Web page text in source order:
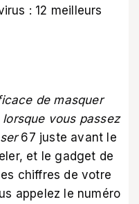
: 12 meilleurs
de masquer
vous passez
67 juste avant le
et le gadget de
chiffres de votre
appelez le numéro